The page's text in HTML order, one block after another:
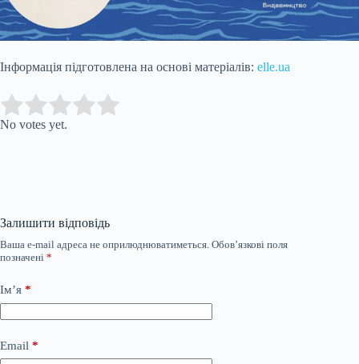
Інформація підготовлена на основі матеріалів: elle.ua
Rate this item:
No votes yet.
Залишити відповідь
Ваша e-mail адреса не оприлюднюватиметься. Обов’язкові поля
позначені *
Ім’я *
Email *